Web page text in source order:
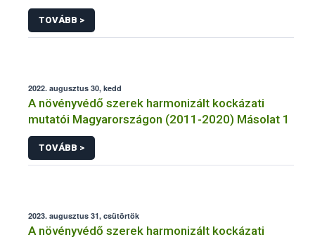
TOVÁBB >
2022. augusztus 30, kedd
A növényvédő szerek harmonizált kockázati
mutatói Magyarországon (2011-2020) Másolat 1
TOVÁBB >
2023. augusztus 31, csütörtök
A növényvédő szerek harmonizált kockázati